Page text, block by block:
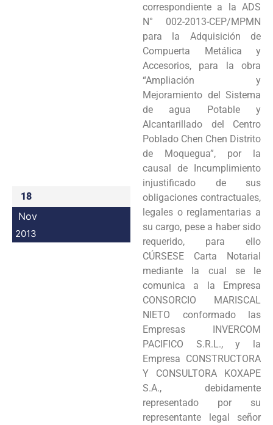
Intranet
18
Nov
2013
correspondiente a la ADS
N° 002-2013-CEP/MPMN
para la Adquisición de
Compuerta Metálica y
Accesorios, para la obra
“Ampliación y
Mejoramiento del Sistema
de agua Potable y
Alcantarillado del Centro
Poblado Chen Chen Distrito
de Moquegua”, por la
causal de Incumplimiento
injustificado de sus
obligaciones contractuales,
legales o reglamentarias a
su cargo, pese a haber sido
requerido, para ello
CÚRSESE Carta Notarial
mediante la cual se le
comunica a la Empresa
CONSORCIO MARISCAL
NIETO conformado las
Empresas INVERCOM
PACIFICO S.R.L., y la
Empresa CONSTRUCTORA
Y CONSULTORA KOXAPE
S.A., debidamente
representado por su
representante legal señor